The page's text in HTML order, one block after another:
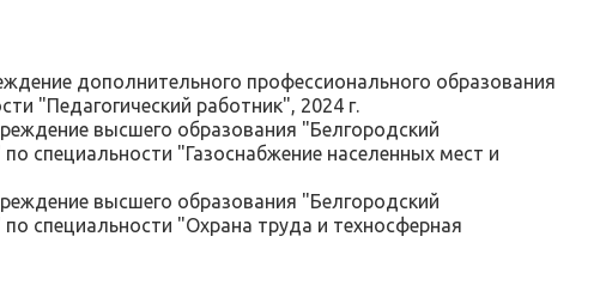
дополнительного профессионального образования
"Педагогический работник", 2024 г.
высшего образования "Белгородский
специальности "Газоснабжение населенных мест и
высшего образования "Белгородский
специальности "Охрана труда и техносферная